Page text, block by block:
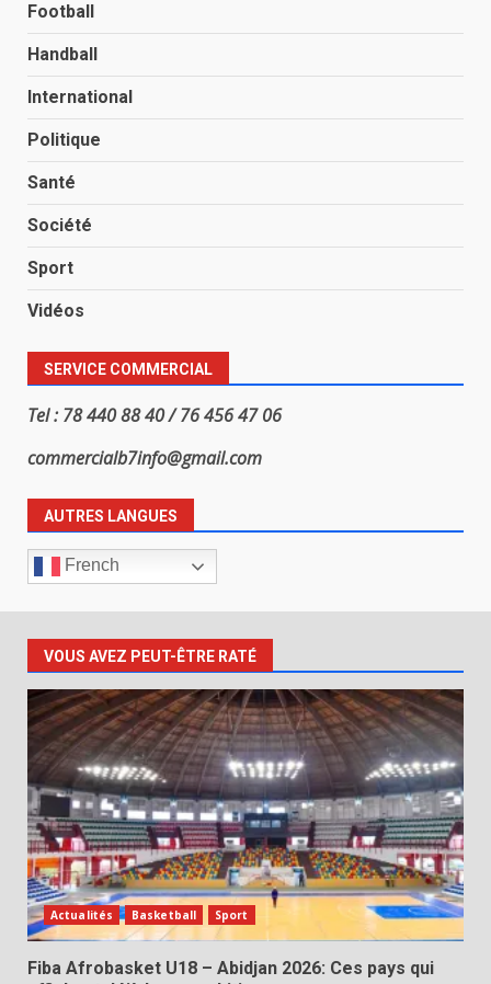
Football
Handball
International
Politique
Santé
Société
Sport
Vidéos
SERVICE COMMERCIAL
Tel : 78 440 88 40 / 76 456 47 06
commercialb7info@gmail.com
AUTRES LANGUES
French
VOUS AVEZ PEUT-ÊTRE RATÉ
Actualités Basketball Sport
Fiba Afrobasket U18 – Abidjan 2026: Ces pays qui